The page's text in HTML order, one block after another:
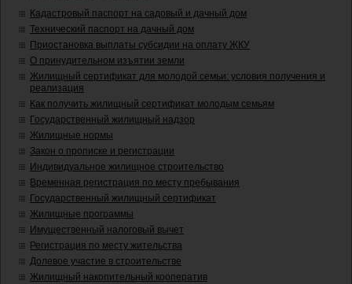
Кадастровый паспорт на садовый и дачный дом
Технический паспорт на дачный дом
Приостановка выплаты субсидии на оплату ЖКУ
О принудительном изъятии земли
Жилищный сертификат для молодой семьи: условия получения и
реализация
Как получить жилищный сертификат молодым семьям
Государственный жилищный надзор
Жилищные нормы
Закон о прописке и регистрации
Индивидуальное жилищное строительство
Временная регистрация по месту пребывания
Государственный жилищный сертификат
Жилищные программы
Имущественный налоговый вычет
Регистрация по месту жительства
Долевое участие в строительстве
Жилищный накопительный кооператив